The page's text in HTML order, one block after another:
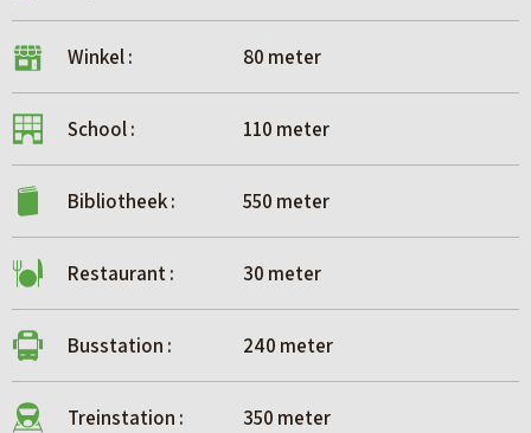
Winkel : 80 meter
School : 110 meter
Bibliotheek : 550 meter
Restaurant : 30 meter
Busstation : 240 meter
Treinstation : 350 meter